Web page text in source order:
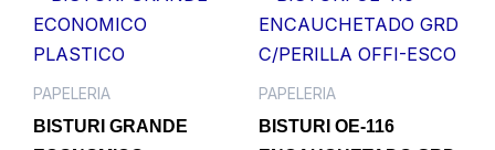
PAPELERIA
BISTURI GRANDE
PAPELERIA
BISTURI OE-116